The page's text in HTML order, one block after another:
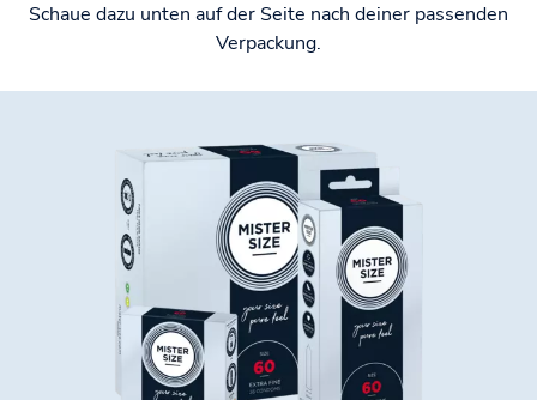
Schaue dazu unten auf der Seite nach deiner passenden
Verpackung.